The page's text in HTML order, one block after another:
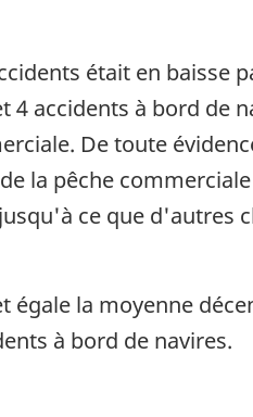
était en baisse
accidents à bord de
De toute
la pêche
ce que d'autres
égale la moyenne
à bord de navires.